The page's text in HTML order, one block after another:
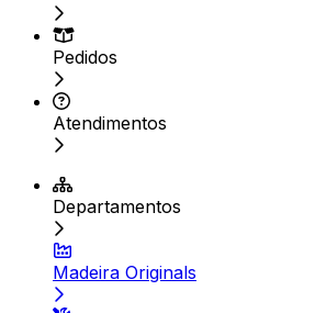
Pedidos
Atendimentos
Departamentos
Madeira Originals